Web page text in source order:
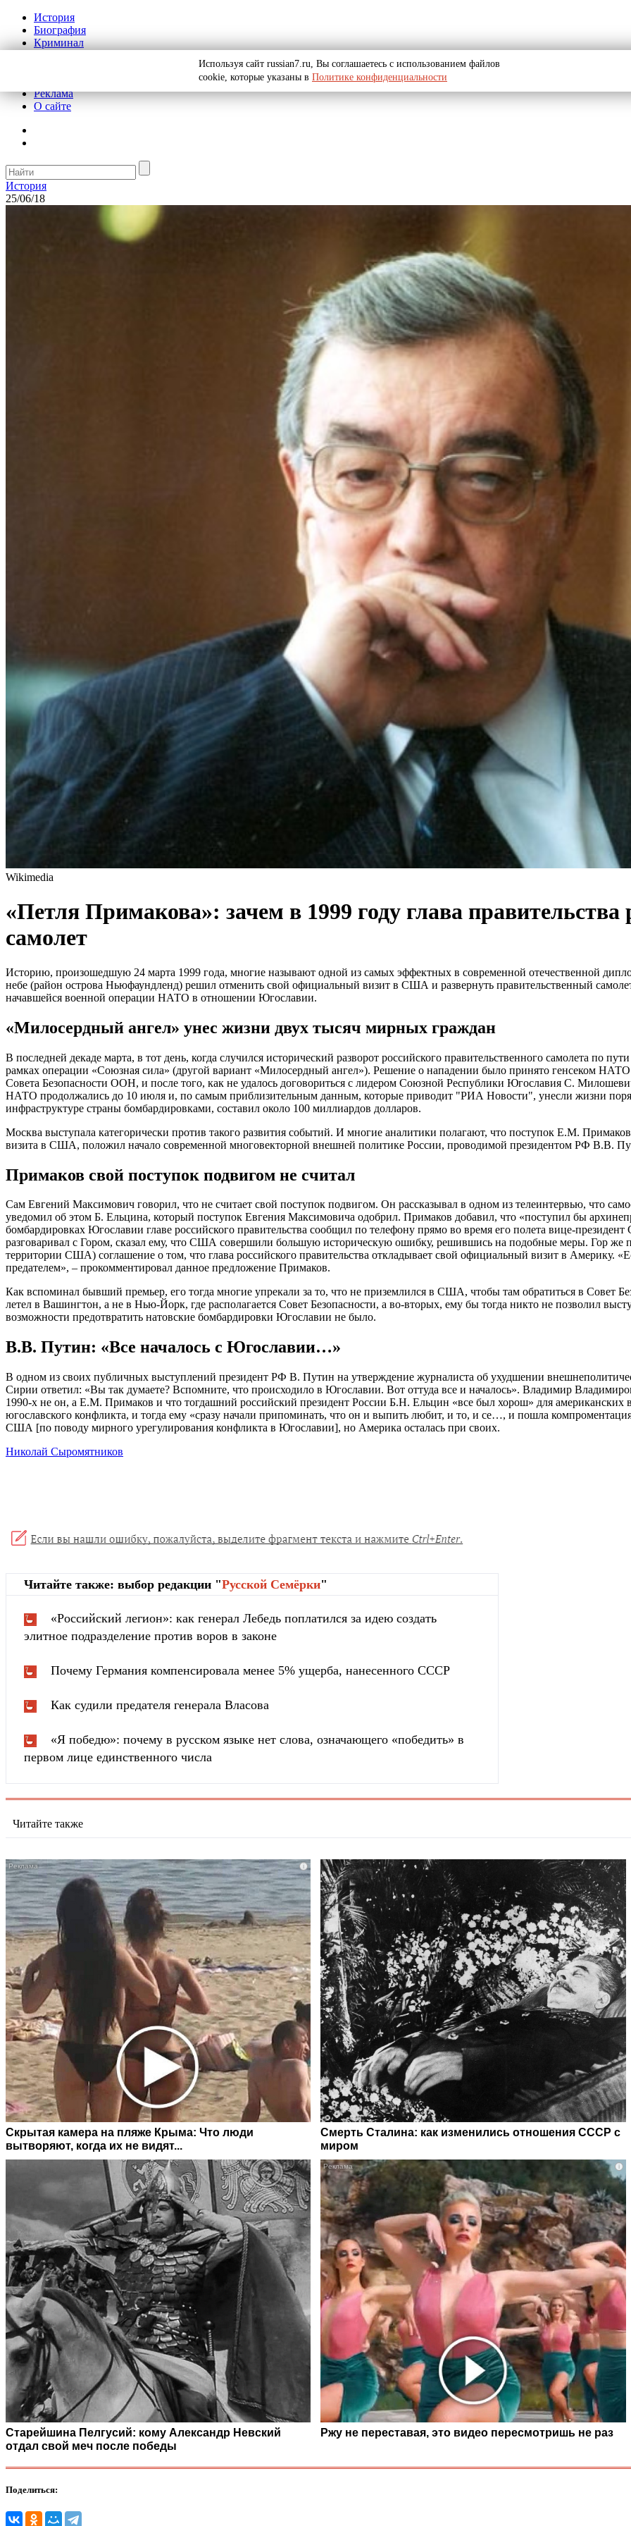
История
Биография
Криминал
Реклама
О сайте
История
25/06/18
Wikimedia
«Петля Примакова»: зачем в 1999 году глава правительства
самолет
Историю, произошедшую 24 марта 1999 года, многие называют одной из самых эффектных в современной отечественной
небе (район острова Ньюфаундленд) решил отменить свой официальный визит в США и развернуть правительственный
начавшейся военной операции НАТО в отношении Югославии.
«Милосердный ангел» унес жизни двух тысяч мирных граждан
В последней декаде марта, в тот день, когда случился исторический разворот российского правительственного самолета по
рамках операции «Союзная сила» (другой вариант «Милосердный ангел»). Решение о нападении было принято генсеком
Совета Безопасности ООН, и после того, как не удалось договориться с лидером Союзной Республики Югославия С.
НАТО продолжались до 10 июля и, по самым приблизительным данным, которые приводит "РИА Новости", унесли жизни
инфраструктуре страны бомбардировками, составил около 100 миллиардов долларов.
Москва выступала категорически против такого развития событий. И многие аналитики полагают, что поступок Е.М.
визита в США, положил начало современной многовекторной внешней политике России, проводимой президентом РФ В.В.
Примаков свой поступок подвигом не считал
Сам Евгений Максимович говорил, что не считает свой поступок подвигом. Он рассказывал в одном из телеинтервью, что
уведомил об этом Б. Ельцина, который поступок Евгения Максимовича одобрил. Примаков добавил, что «поступил бы
бомбардировках Югославии главе российского правительства сообщил по телефону прямо во время его полета вице-
разговаривал с Гором, сказал ему, что США совершили большую историческую ошибку, решившись на подобные меры. Гор же
территории США) соглашение о том, что глава российского правительства откладывает свой официальный визит в Америку.
предателем», – прокомментировал данное предложение Примаков.
Как вспоминал бывший премьер, его тогда многие упрекали за то, что не приземлился в США, чтобы там обратиться в Совет
летел в Вашингтон, а не в Нью-Йорк, где располагается Совет Безопасности, а во-вторых, ему бы тогда никто не позволил
возможности предотвратить натовские бомбардировки Югославии не было.
В.В. Путин: «Все началось с Югославии…»
В одном из своих публичных выступлений президент РФ В. Путин на утверждение журналиста об ухудшении
Сирии ответил: «Вы так думаете? Вспомните, что происходило в Югославии. Вот оттуда все и началось». Владимир
1990-х не он, а Е.М. Примаков и что тогдашний российский президент России Б.Н. Ельцин «все был хорош» для американских
югославского конфликта, и тогда ему «сразу начали припоминать, что он и выпить любит, и то, и се…, и пошла
США [по поводу мирного урегулирования конфликта в Югославии], но Америка осталась при своих.
Николай Сыромятников
Читайте также: выбор редакции "Русской Cемёрки"
«Российский легион»: как генерал Лебедь поплатился за идею создать
элитное подразделение против воров в законе
Почему Германия компенсировала менее 5% ущерба, нанесенного СССР
Как судили предателя генерала Власова
«Я победю»: почему в русском языке нет слова, означающего «победить» в
первом лице единственного числа
Читайте также
i
Скрытая камера на пляже Крыма: Что люди
вытворяют, когда их не видят...
Смерть Сталина: как изменились отношения СССР с
миром
Старейшина Пелгусий: кому Александр Невский
отдал свой меч после победы
i
Ржу не переставая, это видео пересмотришь не раз
Поделиться:
Используя сайт russian7.ru, Вы соглашаетесь с использованием файлов
cookie, которые указаны в Политике конфиденциальности